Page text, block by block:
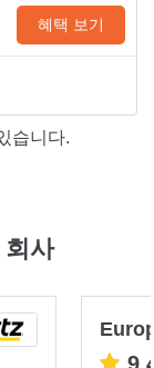
혜택 보기
습니다.
사